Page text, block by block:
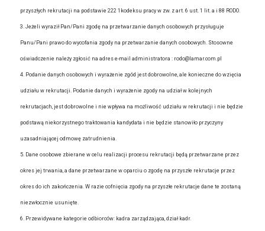
przyszłych rekrutacji na podstawie 222 1kodeksu pracy w zw. z art. 6 ust. 1 lit. a i 88 RODO.
3. Jeżeli wyraził Pan/Pani zgodę na przetwarzanie danych osobowych przysługuje
Panu/Pani prawo do wycofania zgody na przetwarzanie danych osobowych. Stosowne
oświadczenie należy zgłosić na adres e-mail administratora : rodo@lamar.com.pl
4. Podanie danych osobowych i wyrażenie zgód jest dobrowolne, ale konieczne do wzięcia
udziału w rekrutacji. Podanie danych i wyrażenie zgody na udział w kolejnych
rekrutacjach, jest dobrowolne i nie wpływa na możliwość udziału w rekrutacji i nie będzie
podstawą niekorzystnego traktowania kandydata i nie będzie stanowiło przyczyny
uzasadniającej odmowę zatrudnienia.
5. Dane osobowe zbierane w celu realizacji procesu rekrutacji będą przetwarzane przez
okres jej trwania, a dane przetwarzane w oparciu o zgodę na przyszłe rekrutacje przez
okres do ich zakończenia. W razie cofnięcia zgody na przyszłe rekrutacje dane te zostaną
niezwłocznie usunięte.
6. Przewidywane kategorie odbiorców: kadra zarządzająca, dział kadr.